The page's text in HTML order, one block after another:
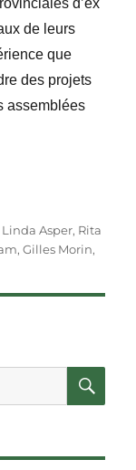
d’ex
de leurs
que
des projets
assemblées
La vie après le
Étiquettes
Linda Asper, Rita
,Gilles Morin,